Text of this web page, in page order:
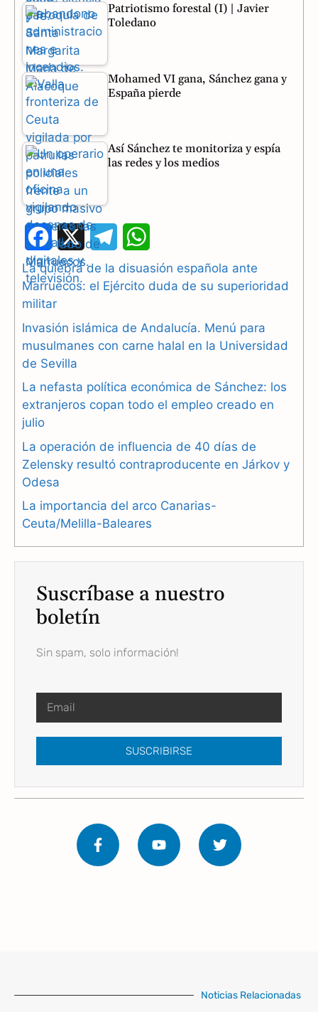
Patriotismo forestal (I) | Javier
Toledano
Mohamed VI gana, Sánchez gana y
España pierde
Así Sánchez te monitoriza y espía
las redes y los medios
F
a
c
b
o
o
X
e
l
g
a
h
a
s
p
La quiebra de la disuasión española ante
Marruecos: el Ejército duda de su superioridad
militar
Invasión islámica de Andalucía. Menú para
musulmanes con carne halal en la Universidad
de Sevilla
La nefasta política económica de Sánchez: los
extranjeros copan todo el empleo creado en
julio
La operación de influencia de 40 días de
Zelensky resultó contraproducente en Járkov y
Odesa
La importancia del arco Canarias-
Ceuta/Melilla-Baleares
Suscríbase a nuestro
boletín
Sin spam, solo información!
SUSCRIBIRSE
Noticias Relacionadas